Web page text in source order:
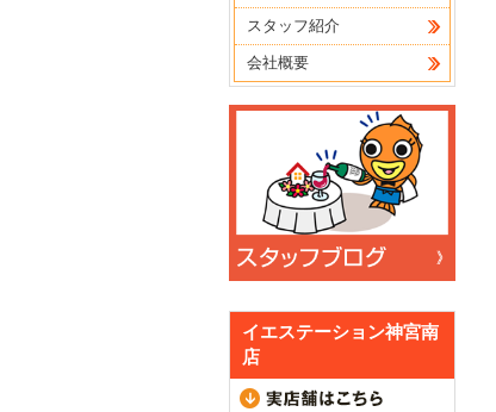
スタッフ紹介
会社概要
イエステーション神宮南
店